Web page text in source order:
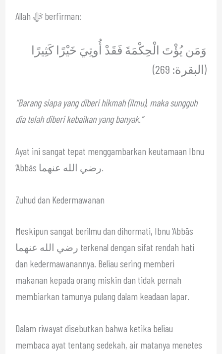
Allah ﷻ berfirman:
وَمَن يُؤْتَ الْحِكْمَةَ فَقَدْ أُوتِيَ خَيْرًا كَثِيرًا
(البقرة: 269)
“Barang siapa yang diberi hikmah (ilmu), maka sungguh
dia telah diberi kebaikan yang banyak.”
Ayat ini sangat tepat menggambarkan keutamaan Ibnu
Zuhud dan Kedermawanan
Meskipun sangat berilmu dan dihormati, Ibnu ‘Abbās
رضي الله عنهما terkenal dengan sifat rendah hati
dan kedermawanannya. Beliau sering memberi
makanan kepada orang miskin dan tidak pernah
membiarkan tamunya pulang dalam keadaan lapar.
Dalam riwayat disebutkan bahwa ketika beliau
membaca ayat tentang sedekah, air matanya menetes